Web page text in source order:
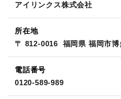
アイリンクス株式会社
所在地
〒 812-0016 福岡県 福岡市
電話番号
0120-589-989